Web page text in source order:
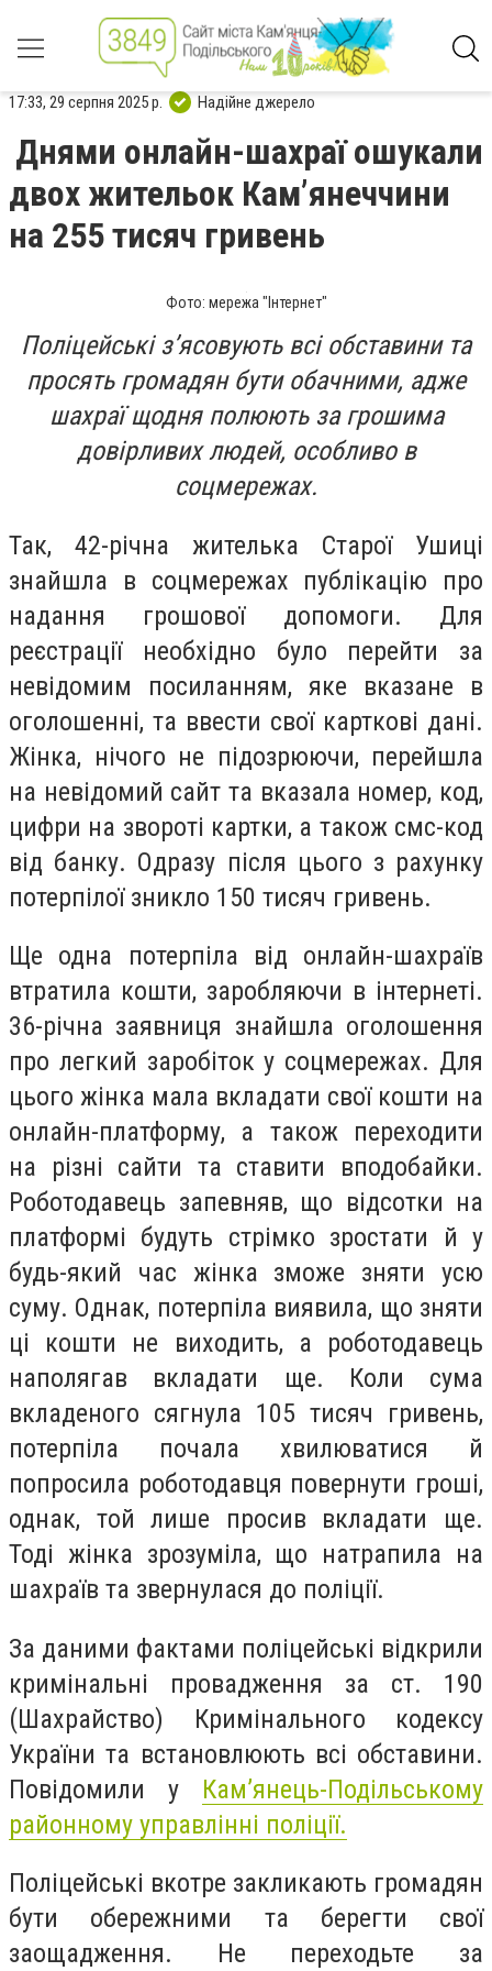
17:33, 29 серпня 2025 р. Надійне джерело
Днями онлайн-шахраї ошукали
двох жительок Камʼянеччини
на 255 тисяч гривень
Фото: мережа "Інтернет"
Поліцейські зʼясовують всі обставини та
просять громадян бути обачними, адже
шахраї щодня полюють за грошима
довірливих людей, особливо в
соцмережах.
Так, 42-річна жителька Старої Ушиці
знайшла в соцмережах публікацію про
надання грошової допомоги. Для
реєстрації необхідно було перейти за
невідомим посиланням, яке вказане в
оголошенні, та ввести свої карткові дані.
Жінка, нічого не підозрюючи, перейшла
на невідомий сайт та вказала номер, код,
цифри на звороті картки, а також смс-код
від банку. Одразу після цього з рахунку
потерпілої зникло 150 тисяч гривень.
Ще одна потерпіла від онлайн-шахраїв
втратила кошти, заробляючи в інтернеті.
36-річна заявниця знайшла оголошення
про легкий заробіток у соцмережах. Для
цього жінка мала вкладати свої кошти на
онлайн-платформу, а також переходити
на різні сайти та ставити вподобайки.
Роботодавець запевняв, що відсотки на
платформі будуть стрімко зростати й у
будь-який час жінка зможе зняти усю
суму. Однак, потерпіла виявила, що зняти
ці кошти не виходить, а роботодавець
наполягав вкладати ще. Коли сума
вкладеного сягнула 105 тисяч гривень,
потерпіла почала хвилюватися й
попросила роботодавця повернути гроші,
однак, той лише просив вкладати ще.
Тоді жінка зрозуміла, що натрапила на
шахраїв та звернулася до поліції.
За даними фактами поліцейські відкрили
кримінальні провадження за ст. 190
(Шахрайство) Кримінального кодексу
України та встановлюють всі обставини.
Повідомили у Кам’янець-Подільському
районному управлінні поліції.
Поліцейські вкотре закликають громадян
бути обережними та берегти свої
заощадження. Не переходьте за